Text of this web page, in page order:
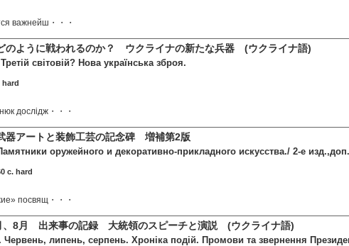
важнейш・・・
のように戦われるのか？ ウクライナの新たな兵器 (ウクライナ語)
світовій? Нова українська зброя.
hard
дослідж・・・
アートと装飾工芸の記念碑 増補第2版
оружейного и декоративно-прикладного искусства./ 2-е изд.,доп.
c. hard
посвящ・・・
8月 出来事の記録 大統領のスピーチと演説 (ウクライナ語)
Червень, липень, серпень. Хроніка подій. Промови та звернення